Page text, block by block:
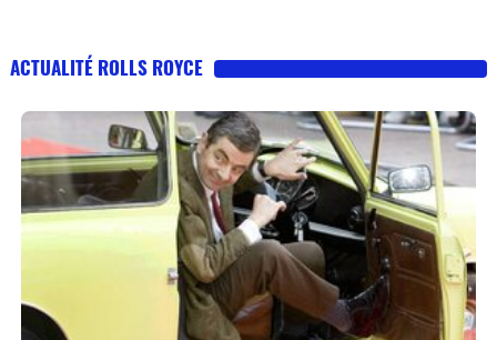
ACTUALITÉ ROLLS ROYCE